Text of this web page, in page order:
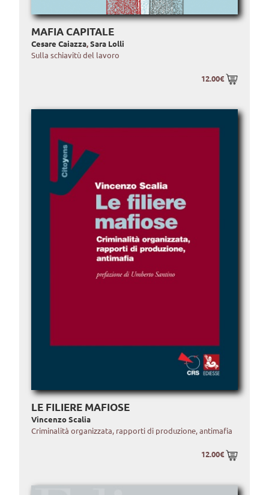
MAFIA CAPITALE
Cesare Caiazza,Sara Lolli
Sulla schiavitù del lavoro
12.00€
LE FILIERE MAFIOSE
Vincenzo Scalia
Criminalità organizzata, rapporti di produzione, antimafia
12.00€